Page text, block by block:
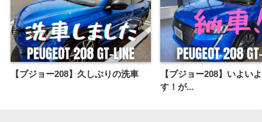
【プジョー208】久しぶりの洗車
【プジョー208】いよい
す！が...